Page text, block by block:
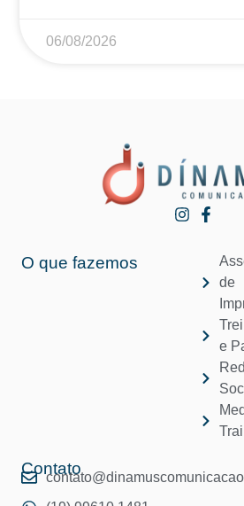
06/08/2026
O que fazemos
de
e
Contato